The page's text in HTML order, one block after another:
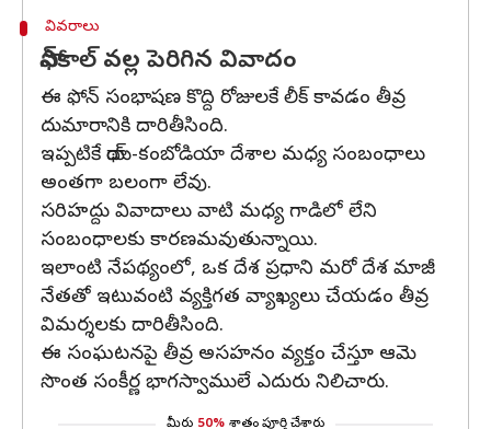
వివరాలు
ఫోన్‌కాల్‌ వల్ల పెరిగిన వివాదం
ఈ ఫోన్‌ సంభాషణ కొద్ది రోజులకే లీక్ కావడం తీవ్ర
దుమారానికి దారితీసింది.
ఇప్పటికే థాయ్-కంబోడియా దేశాల మధ్య సంబంధాలు
అంతగా బలంగా లేవు.
సరిహద్దు వివాదాలు వాటి మధ్య గాడిలో లేని
సంబంధాలకు కారణమవుతున్నాయి.
ఇలాంటి నేపథ్యంలో, ఒక దేశ ప్రధాని మరో దేశ మాజీ
నేతతో ఇటువంటి వ్యక్తిగత వ్యాఖ్యలు చేయడం తీవ్ర
విమర్శలకు దారితీసింది.
ఈ సంఘటనపై తీవ్ర అసహనం వ్యక్తం చేస్తూ ఆమె
సొంత సంకీర్ణ భాగస్వాములే ఎదురు నిలిచారు.
మీరు 50% శాతం పూర్తి చేశారు